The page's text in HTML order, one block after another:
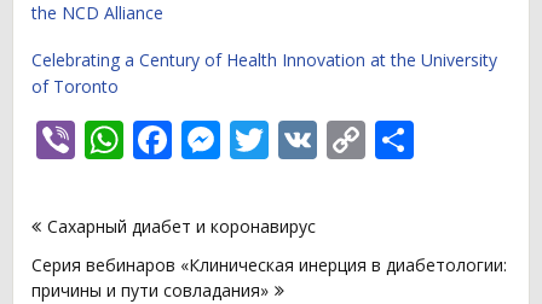
the NCD Alliance
Celebrating a Century of Health Innovation at the University
of Toronto
ViberWhatsApp
Facebook
Messenger
Twitter
VK Copy
по
записям
Сахарный диабет и коронавирус
Серия вебинаров «Клиническая инерция в диабетологии:
причины и пути совладания»